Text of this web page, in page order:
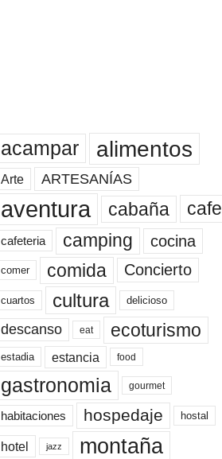
acampar alimentos
Arte ARTESANÍAS
aventura cabaña cafe
cafeteria camping cocina
comer comida Concierto
cuartos cultura delicioso
descanso eat ecoturismo
estadia estancia food
gastronomia gourmet
habitaciones hospedaje hostal
hotel jazz montaña